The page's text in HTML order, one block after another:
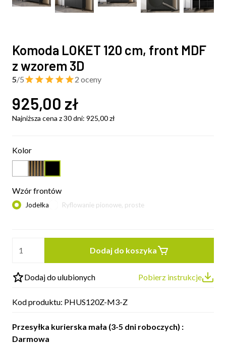
Komoda LOKET 120 cm, front MDF
z wzorem 3D
5/5 2 oceny
925,00 zł
Najniższa cena z 30 dni: 925,00zł
Kolor
Wzór frontów
Jodełka Ryflowanie pionowe, proste
Dodaj do koszyka
Dodaj do ulubionych Pobierz instrukcje
Kod produktu: PHUS120Z-M3-Z
Przesyłka kurierska mała (3-5 dni roboczych) :
Darmowa